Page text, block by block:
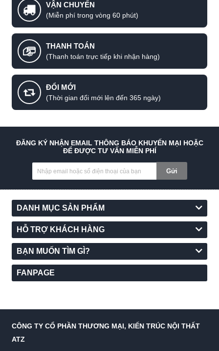
VẬN CHUYỂN
(Miễn phí trong vòng 60 phút)
THANH TOÁN
(Thanh toán trực tiếp khi nhận hàng)
ĐỔI MỚI
(Thời gian đổi mới lên đến 365 ngày)
ĐĂNG KÝ NHẬN EMAIL THÔNG BÁO KHUYẾN MẠI HOẶC
ĐỂ ĐƯỢC TƯ VẤN MIỄN PHÍ
Gửi
DANH MỤC SẢN PHẨM
HỖ TRỢ KHÁCH HÀNG
BẠN MUỐN TÌM GÌ?
FANPAGE
CÔNG TY CỔ PHẦN THƯƠNG MẠI, KIẾN TRÚC NỘI THẤT
ATZ